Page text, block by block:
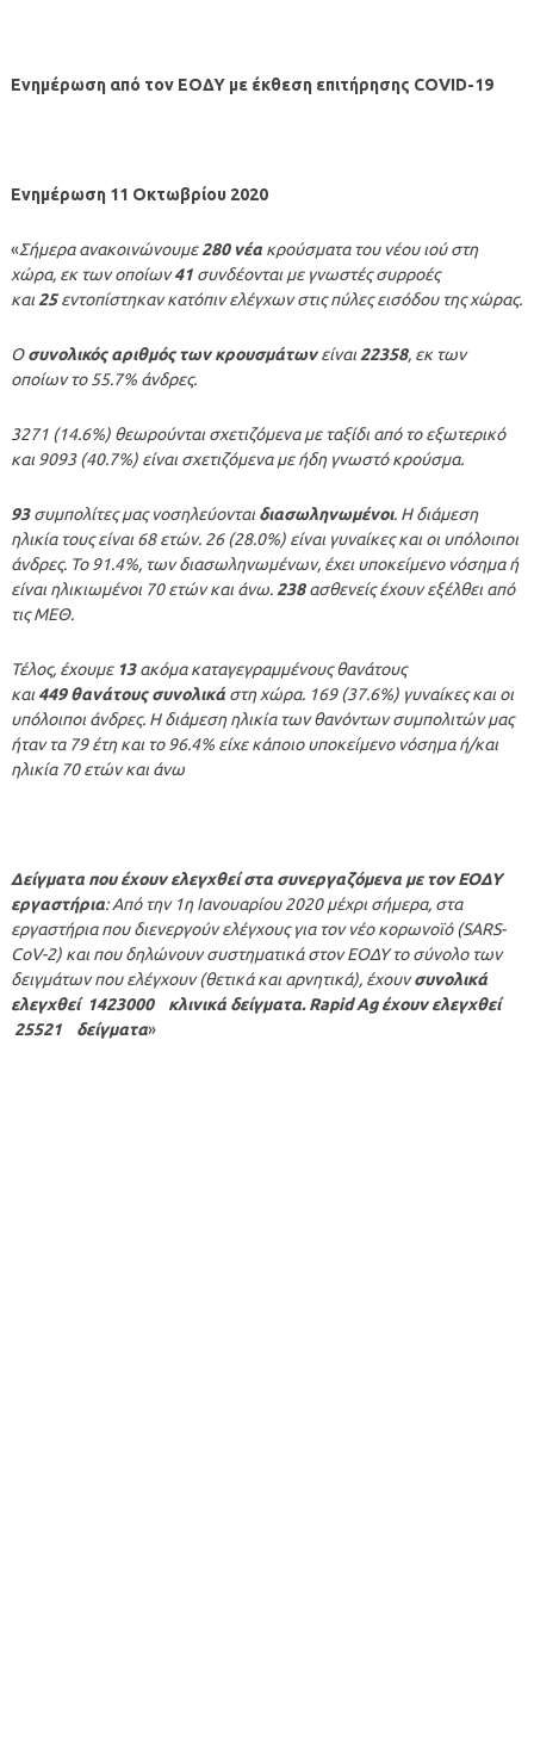
Ενημέρωση από τον ΕΟΔΥ με έκθεση επιτήρησης COVID-19
Ενημέρωση 11 Οκτωβρίου 2020
«Σήμερα ανακοινώνουμε280 νέακρούσματα του νέου ιού στη
χώρα, εκ των οποίων41συνδέονται με γνωστές συρροές
και 25εντοπίστηκαν κατόπιν ελέγχων στις πύλες εισόδου της χώρας.
Οσυνολικός αριθμός των κρουσμάτωνείναι 22358, εκ των
οποίων το 55.7% άνδρες.
3271 (14.6%) θεωρούνται σχετιζόμενα με ταξίδι από το εξωτερικό
και 9093 (40.7%) είναι σχετιζόμενα με ήδη γνωστό κρούσμα.
93συμπολίτες μας νοσηλεύονται διασωληνωμένοι. Η διάμεση
ηλικία τους είναι 68 ετών. 26 (28.0%) είναι γυναίκες και οι υπόλοιποι
άνδρες. To 91.4%, των διασωληνωμένων, έχει υποκείμενο νόσημα ή
είναι ηλικιωμένοι 70 ετών και άνω. 238ασθενείς έχουν εξέλθει από
τις ΜΕΘ.
Τέλος, έχουμε 13ακόμα καταγεγραμμένους θανάτους
και 449 θανάτους συνολικάστη χώρα. 169 (37.6%) γυναίκες και οι
υπόλοιποι άνδρες. Η διάμεση ηλικία των θανόντων συμπολιτών μας
ήταν τα 79 έτη και το 96.4% είχε κάποιο υποκείμενο νόσημα ή/και
ηλικία 70 ετών και άνω
Δείγματα που έχουν ελεγχθεί στα συνεργαζόμενα με τον ΕΟΔΥ
εργαστήρια: Από την 1η Ιανουαρίου 2020 μέχρι σήμερα, στα
εργαστήρια που διενεργούν ελέγχους για τον νέο κορωνοϊό (SARS-
CoV-2) και που δηλώνουν συστηματικά στον ΕΟΔΥ το σύνολο των
δειγμάτων που ελέγχουν (θετικά και αρνητικά), έχουνσυνολικά
ελεγχθεί 1423000 κλινικά δείγματα. Rapid Ag έχουν ελεγχθεί
25521 δείγματα»